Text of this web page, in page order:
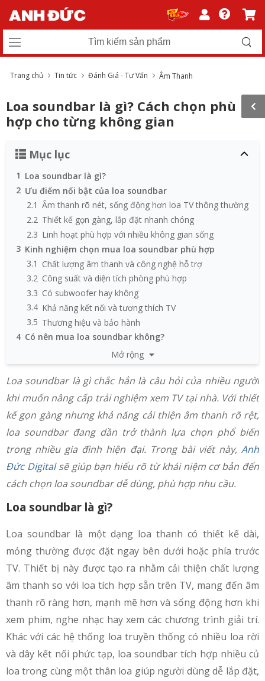
Trang chủ Tin tức Đánh Giá - Tư Vấn Âm Thanh
Loa soundbar là gì? Cách chọn phù
hợp cho từng không gian
Mục lục
1 Loa soundbar là gì?
2 Ưu điểm nổi bật của loa soundbar
2.1 Âm thanh rõ nét, sống động hơn loa TV thông thường
2.2 Thiết kế gọn gàng, lắp đặt nhanh chóng
2.3 Linh hoạt phù hợp với nhiều không gian sống
3 Kinh nghiệm chọn mua loa soundbar phù hợp
3.1 Chất lượng âm thanh và công nghệ hỗ trợ
3.2 Công suất và diện tích phòng phù hợp
3.3 Có subwoofer hay không
3.4 Khả năng kết nối và tương thích TV
3.5 Thương hiệu và bảo hành
4 Có nên mua loa soundbar không?
Giá loa soundbar hiện nay bao nhiêu?
6 Loa soundbar hãng nào nghe hay nhất?
7 FAQ thường gặp về loa soundbar
Mở rộng
Loa soundbar là gì chắc hẳn là câu hỏi của nhiều người
khi muốn nâng cấp trải nghiệm xem TV tại nhà. Với thiết
kế gọn gàng nhưng khả năng cải thiện âm thanh rõ rệt,
loa soundbar đang dần trở thành lựa chọn phổ biến
trong nhiều gia đình hiện đại. Trong bài viết này, Anh
Đức Digitalsẽ giúp bạn hiểu rõ từ khái niệm cơ bản đến
cách chọn loa soundbar dễ dùng, phù hợp nhu cầu.
Loa soundbar là gì?
Loa soundbar là một dạng loa thanh có thiết kế dài,
mỏng thường được đặt ngay bên dưới hoặc phía trước
TV. Thiết bị này được tạo ra nhằm cải thiện chất lượng
âm thanh so với loa tích hợp sẵn trên TV, mang đến âm
thanh rõ ràng hơn, mạnh mẽ hơn và sống động hơn khi
xem phim, nghe nhạc hay xem các chương trình giải trí.
Khác với các hệ thống loa truyền thống có nhiều loa rời
và dây kết nối phức tạp, loa soundbar tích hợp nhiều củ
loa trong cùng một thân loa giúp người dùng dễ lắp đặt,